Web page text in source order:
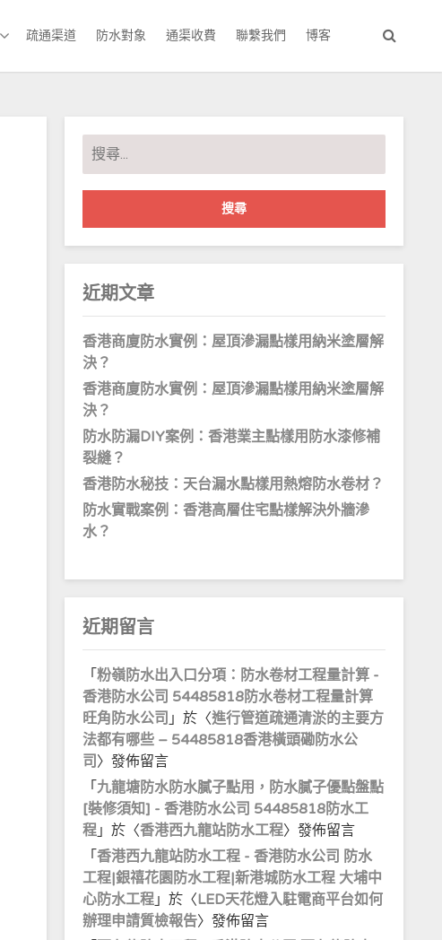
疏通渠道 防水對象 通渠收費 聯繫我們 博客
搜
尋
關
字:
近期文章
香港商廈防水實例：屋頂滲漏點樣用納米塗層解
決？
香港商廈防水實例：屋頂滲漏點樣用納米塗層解
決？
防水防漏DIY案例：香港業主點樣用防水漆修補
裂縫？
香港防水秘技：天台漏水點樣用熱熔防水卷材？
防水實戰案例：香港高層住宅點樣解決外牆滲
水？
近期留言
「粉嶺防水出入口分項：防水卷材工程量計算 -
香港防水公司 54485818防水卷材工程量計算
旺角防水公司 」於〈進行管道疏通清淤的主要方
法都有哪些 – 54485818香港橫頭磡防水公
司 〉發佈留言
「九龍塘防水防水膩子點用，防水膩子優點盤點
[裝修須知] - 香港防水公司 54485818防水工
程 」於〈香港西九龍站防水工程〉發佈留言
「香港西九龍站防水工程 - 香港防水公司 防水
工程|銀禧花園防水工程|新港城防水工程 大埔中
心防水工程 」於〈LED天花燈入駐電商平台如何
辦理申請質檢報告〉發佈留言